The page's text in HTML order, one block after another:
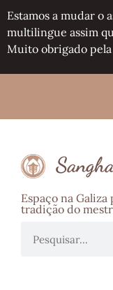
Estamos a mudar o
multilingue assim
Muito obrigado
Espaço na
tradição do